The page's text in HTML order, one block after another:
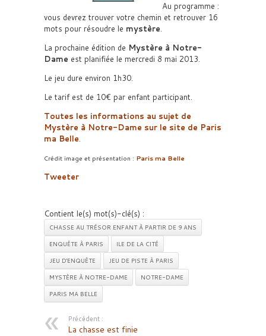
Au programme :
vous devrez trouver votre chemin et retrouver 16
mots pour résoudre le mystère.
La prochaine édition de Mystère à Notre-
Dame est planifiée le mercredi 8 mai 2013.
Le jeu dure environ 1h30.
Le tarif est de 10€ par enfant participant.
Toutes les informations au sujet de
Mystère à Notre-Dame sur le site de Paris
ma Belle.
Crédit image et présentation : Paris ma Belle
Tweeter
Contient le(s) mot(s)-clé(s) :
CHASSE AU TRÉSOR ENFANT À PARTIR DE 9 ANS
ENQUÊTE À PARIS
ILE DE LA CITÉ
JEU D'ENQUÊTE
JEU DE PISTE À PARIS
MYSTÈRE À NOTRE-DAME
NOTRE-DAME
PARIS MA BELLE
Précédent :
La chasse est finie